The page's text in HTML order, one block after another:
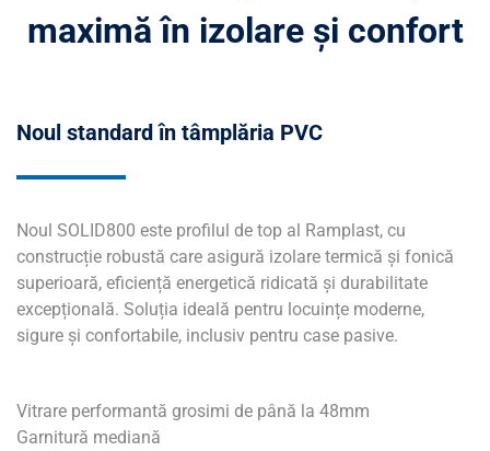
maximă în izolare și confort
Noul standard în tâmplăria PVC
Noul SOLID800 este profilul de top al Ramplast, cu
construcție robustă care asigură izolare termică și fonică
superioară, eficiență energetică ridicată și durabilitate
excepțională. Soluția ideală pentru locuințe moderne,
sigure și confortabile, inclusiv pentru case pasive.
Vitrare performantă grosimi de până la 48mm
Garnitură mediană